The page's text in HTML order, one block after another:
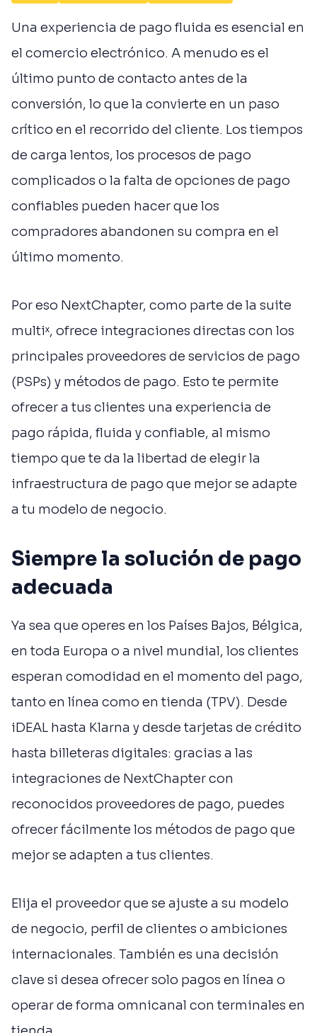
Una experiencia de pago fluida es esencial en
el comercio electrónico. A menudo es el
último punto de contacto antes de la
conversión, lo que la convierte en un paso
crítico en el recorrido del cliente. Los tiempos
de carga lentos, los procesos de pago
complicados o la falta de opciones de pago
confiables pueden hacer que los
compradores abandonen su compra en el
último momento.
Por eso NextChapter, como parte de la suite
multiˣ, ofrece integraciones directas con los
principales proveedores de servicios de pago
(PSPs) y métodos de pago. Esto te permite
ofrecer a tus clientes una experiencia de
pago rápida, fluida y confiable, al mismo
tiempo que te da la libertad de elegir la
infraestructura de pago que mejor se adapte
a tu modelo de negocio.
Siempre la solución de pago
adecuada
Ya sea que operes en los Países Bajos, Bélgica,
en toda Europa o a nivel mundial, los clientes
esperan comodidad en el momento del pago,
tanto en línea como en tienda (TPV). Desde
iDEAL hasta Klarna y desde tarjetas de crédito
hasta billeteras digitales: gracias a las
integraciones de NextChapter con
reconocidos proveedores de pago, puedes
ofrecer fácilmente los métodos de pago que
mejor se adapten a tus clientes.
Elija el proveedor que se ajuste a su modelo
de negocio, perfil de clientes o ambiciones
internacionales. También es una decisión
clave si desea ofrecer solo pagos en línea o
operar de forma omnicanal con terminales en